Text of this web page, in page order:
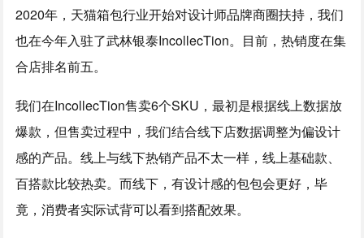
2020年，天猫箱包行业开始对设计师品牌商圈扶持，我们
也在今年入驻了武林银泰IncollecTion。目前，热销度在集
合店排名前五。
我们在IncollecTion售卖6个SKU，最初是根据线上数据放
爆款，但售卖过程中，我们结合线下店数据调整为偏设计
感的产品。线上与线下热销产品不太一样，线上基础款、
百搭款比较热卖。而线下，有设计感的包包会更好，毕
竟，消费者实际试背可以看到搭配效果。